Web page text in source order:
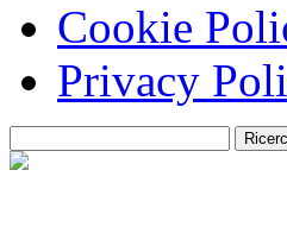
Cookie
Privacy